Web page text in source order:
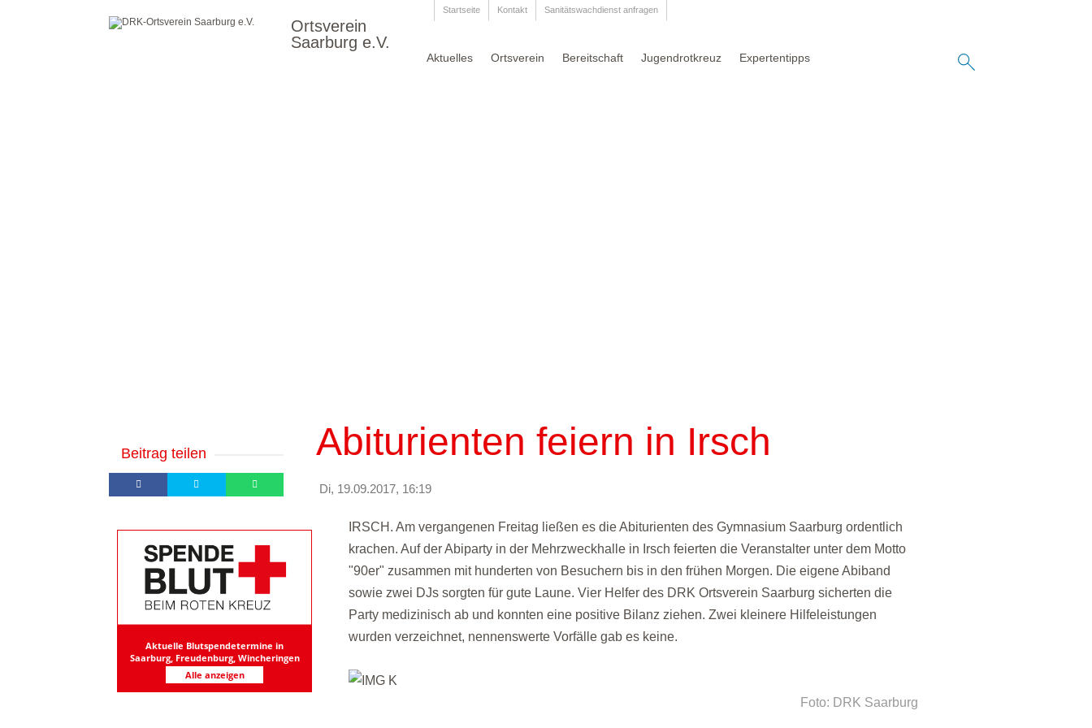
Ortsverein
Saarburg e.V.
Startseite Kontakt Sanitätswachdienst anfragen
Aktuelles Ortsverein Bereitschaft Jugendrotkreuz Expertentipps
Abiturienten feiern in Irsch
Di, 19.09.2017, 16:19
IRSCH. Am vergangenen Freitag ließen es die Abiturienten des Gymnasium Saarburg ordentlich
krachen. Auf der Abiparty in der Mehrzweckhalle in Irsch feierten die Veranstalter unter dem Motto
"90er" zusammen mit hunderten von Besuchern bis in den frühen Morgen. Die eigene Abiband
sowie zwei DJs sorgten für gute Laune. Vier Helfer des DRK Ortsverein Saarburg sicherten die
Party medizinisch ab und konnten eine positive Bilanz ziehen. Zwei kleinere Hilfeleistungen
wurden verzeichnet, nennenswerte Vorfälle gab es keine.
Foto: DRK Saarburg
Beitrag teilen
Aktuelle Blutspendetermine in
Saarburg, Freudenburg, Wincheringen
Alle anzeigen